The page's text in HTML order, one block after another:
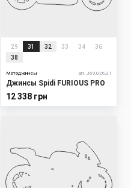
29 31 32 33 34
36
38
Мотоджинсы art. J69,026,31
Джинсы Spidi FURIOUS PRO
12 338 грн